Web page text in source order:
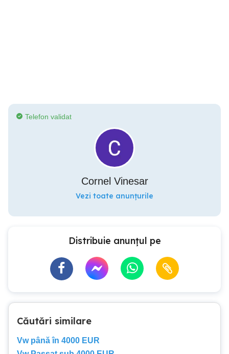
Telefon validat
Cornel Vinesar
Vezi toate anunțurile
Distribuie anunțul pe
Căutări similare
Vw până în 4000 EUR